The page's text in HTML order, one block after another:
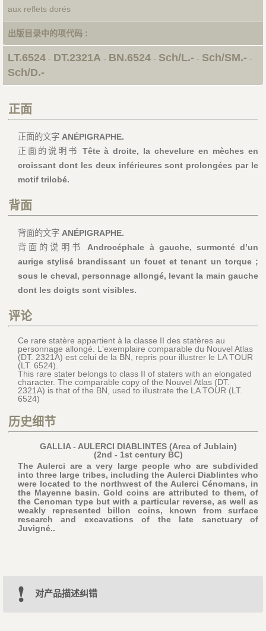
aux reflets dorés
出版目录中的项代码 :
LT.6524- DT.2321A- BN.6524- Sch/L.- - Sch/SM.- -
Sch/D.-
正面
正面的文字 ANÉPIGRAPHE.
正面的说明书 Tête à droite, la chevelure en mèches en
croissant dont les deux inférieures sont prolongées par le
motif trilobé.
背面
背面的文字 ANÉPIGRAPHE.
背面的说明书Androcéphale à gauche, surmonté d’un
aurige stylisé brandissant un fouet et tenant un torque ;
sous le cheval, personnage allongé, levant la main gauche
dont les doigts sont visibles.
评论
Ce rare statère appartient à la classe II des statères au
personnage allongé. L'exemplaire comparable du Nouvel Atlas
(DT. 2321A) est celui de la BN, repris pour illustrer le LA TOUR
(LT. 6524).
This rare stater belongs to class II of staters with an elongated
character. The comparable copy of the Nouvel Atlas (DT.
2321A) is that of the BN, used to illustrate the LA TOUR (LT.
6524)
历史细节
GALLIA - AULERCI DIABLINTES (Area of Jublain)
(2nd - 1st century BC)
The Aulerci are a very large people who are subdivided
into three large tribes, including the Aulerci Diablintes who
were located to the northwest of the Aulerci Cénomans, in
the Mayenne basin. Gold coins are attributed to them, of
the Cenoman type but with a particular reverse, as well as
weakly represented billon coins, known from surface
research and excavations of the late sanctuary of
Juvigné..
对产品描述纠错